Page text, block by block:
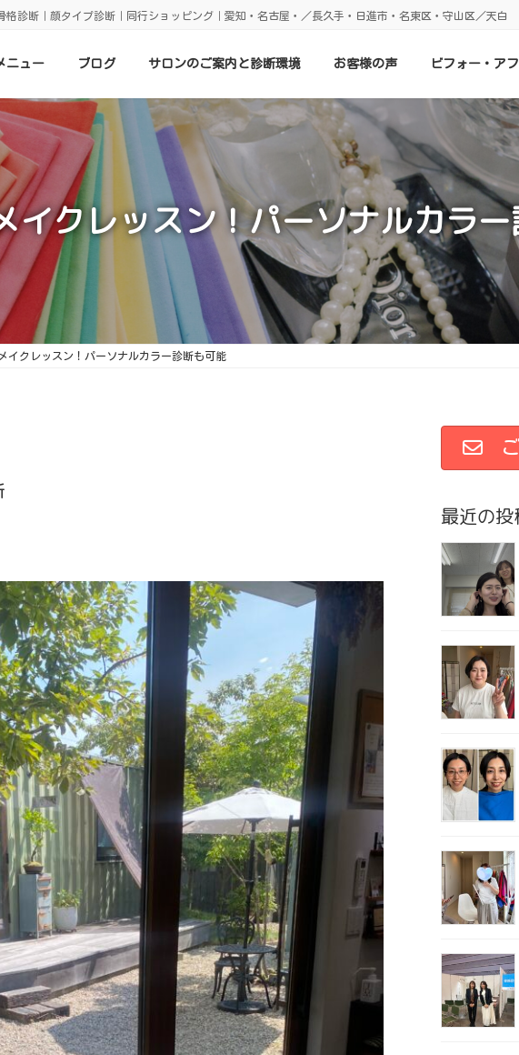
診断｜顔タイプ診断｜同行ショッピング｜愛知・名古屋・／長久手・日進市・名東区・守山区／天白
ニュー ブログ サロンのご案内と診断環境 お客様の声 ビフォー・ア
イクレッスン！パーソナルカラ
イクレッスン！パーソナルカラー診断も可能
最近の投